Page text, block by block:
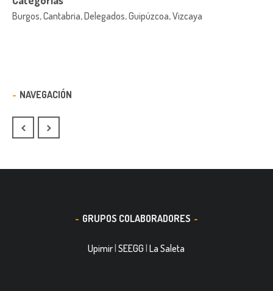
Burgos, Cantabria, Delegados, Guipúzcoa, Vizcaya
NAVEGACIÓN
GRUPOS COLABORADORES
Upimir|SEEGG |La Saleta